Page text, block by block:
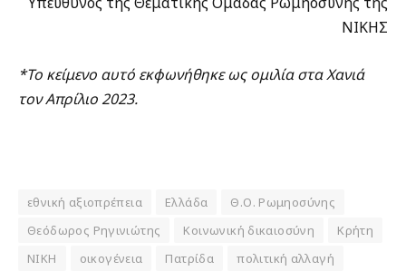
ΝΙΚΗΣ
*Το κείμενο αυτό εκφωνήθηκε ως ομιλία στα Χανιά
τον Απρίλιο 2023.
εθνική αξιοπρέπεια Ελλάδα
Θ.Ο. Ρωμηοσύνης
Θεόδωρος Ρηγινιώτης
Κοινωνική δικαιοσύνη
Κρήτη
ΝΙΚΗ
οικογένεια Πατρίδα
πολιτική αλλαγή